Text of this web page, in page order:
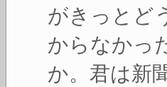
がきっとど
からなかっ
か。君は新